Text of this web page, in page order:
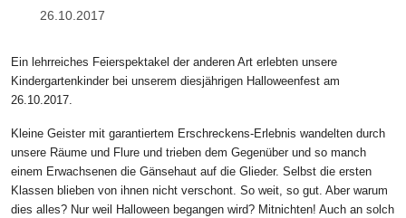
26.10.2017
Ein lehrreiches Feierspektakel der anderen Art erlebten unsere
Kindergartenkinder bei unserem diesjährigen Halloweenfest am
26.10.2017.
Kleine Geister mit garantiertem Erschreckens-Erlebnis wandelten durch
unsere Räume und Flure und trieben dem Gegenüber und so manch
einem Erwachsenen die Gänsehaut auf die Glieder. Selbst die ersten
Klassen blieben von ihnen nicht verschont. So weit, so gut. Aber warum
dies alles? Nur weil Halloween begangen wird? Mitnichten! Auch an solch